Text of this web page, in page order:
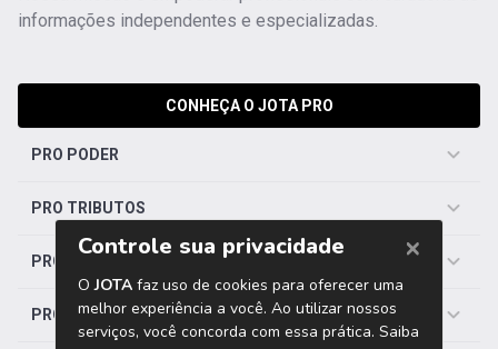
informações independentes e especializadas.
CONHEÇA O JOTA PRO
PRO PODER
PRO TRIBUTOS
PRO TRABALHISTA
PRO SAÚDE